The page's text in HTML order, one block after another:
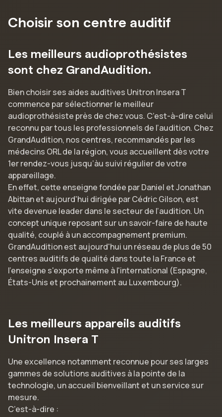
Choisir son centre auditif
Les meilleurs audioprothésistes
sont chez GrandAudition.
Bien choisir ses aides auditives Unitron Insera T
commence par sélectionner le meilleur
audioprothésiste près de chez vous. C’est-à-dire celui
reconnu par tous les professionnels de l’audition. Chez
GrandAudition, nos centres, recommandés par les
médecins ORL de la région, vous accueillent dès votre
1er rendez-vous jusqu’àu suivi régulier de votre
appareillage.
En effet, cette enseigne fondée par Daniel et Jonathan
Abittan et aujourd'hui dirigée par Cédric Gilson, est
vite devenue leader dans le secteur de l’audition. Un
concept unique reposant sur un savoir-faire de haute
qualité, couplé à un accompagnement premium.
GrandAudition est aujourd'hui un réseau de plus de 50
centres auditifs de qualité dans toute la France et
l'enseigne s'exporte même à l'international (Espagne,
États-Unis et prochainement au Luxembourg).
Les meilleurs appareils auditifs
Unitron Insera T
Une excellence notamment reconnue pour ses larges
gammes de solutions auditives à la pointe de la
technologie, un accueil bienveillant et un service sur
mesure.
C’est-à-dire :